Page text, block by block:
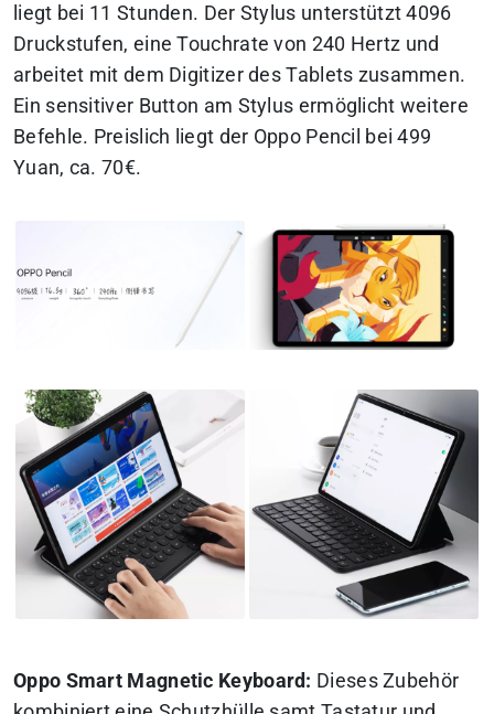
liegt bei 11 Stunden. Der Stylus unterstützt 4096
Druckstufen, eine Touchrate von 240 Hertz und
arbeitet mit dem Digitizer des Tablets zusammen.
Ein sensitiver Button am Stylus ermöglicht weitere
Befehle. Preislich liegt der Oppo Pencil bei 499
Yuan, ca. 70€.
Oppo Smart Magnetic Keyboard: Dieses Zubehör